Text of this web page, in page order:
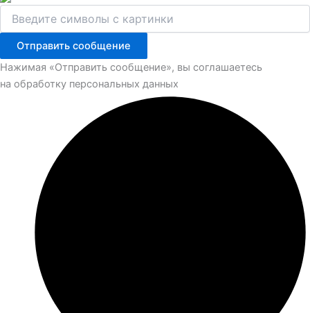
Отправить сообщение
Нажимая «Отправить сообщение», вы соглашаетесь
на обработку персональных данных